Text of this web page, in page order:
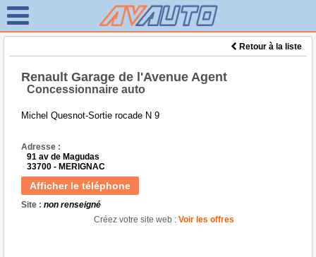
Retour à la liste
Renault Garage de l'Avenue Agent
Concessionnaire auto
Michel Quesnot-Sortie rocade N 9
Adresse :
91 av de Magudas
33700 - MERIGNAC
Afficher le téléphone
Site : non renseigné
Créez votre site web : Voir les offres